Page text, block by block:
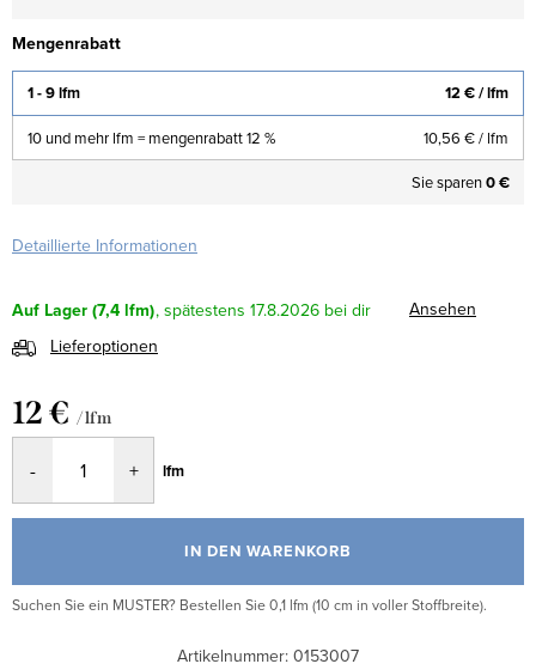
Mengenrabatt
1 - 9 lfm 12 €/ lfm
10 und mehr lfm = mengenrabatt 12 % 10,56 €/ lfm
Sie sparen0 €
Detaillierte Informationen
Auf Lager(7,4 lfm) 17.8.2026
Ansehen
Lieferoptionen
12 € / lfm
lfm
IN DEN WARENKORB
Suchen Sie ein MUSTER? Bestellen Sie 0,1 lfm (10 cm in voller Stoffbreite).
Artikelnummer: 0153007